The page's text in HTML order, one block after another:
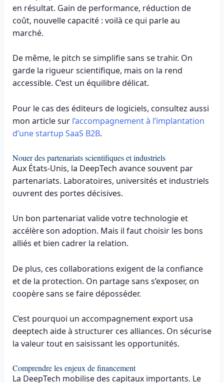
en résultat. Gain de performance, réduction de
coût, nouvelle capacité : voilà ce qui parle au
marché.
De même, le pitch se simplifie sans se trahir. On
garde la rigueur scientifique, mais on la rend
accessible. C’est un équilibre délicat.
Pour le cas des éditeurs de logiciels, consultez aussi
mon article sur l’accompagnement à l’implantation
d’une startup SaaS B2B.
Nouer des partenariats scientifiques et industriels
Aux États-Unis, la DeepTech avance souvent par
partenariats. Laboratoires, universités et industriels
ouvrent des portes décisives.
Un bon partenariat valide votre technologie et
accélère son adoption. Mais il faut choisir les bons
alliés et bien cadrer la relation.
De plus, ces collaborations exigent de la confiance
et de la protection. On partage sans s’exposer, on
coopère sans se faire déposséder.
C’est pourquoi un accompagnement export usa
deeptech aide à structurer ces alliances. On sécurise
la valeur tout en saisissant les opportunités.
Comprendre les enjeux de financement
La DeepTech mobilise des capitaux importants. Le